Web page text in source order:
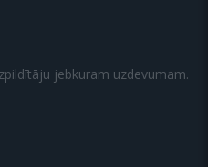
jebkuram uzdevumam.